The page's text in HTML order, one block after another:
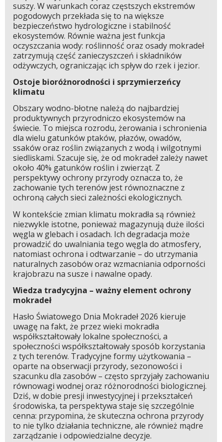
suszy. W warunkach coraz częstszych ekstremów
pogodowych przekłada się to na większe
bezpieczeństwo hydrologiczne i stabilność
ekosystemów. Równie ważna jest funkcja
oczyszczania wody: roślinność oraz osady mokradeł
zatrzymują część zanieczyszczeń i składników
odżywczych, ograniczając ich spływ do rzek i jezior.
Ostoje bioróżnorodności i sprzymierzeńcy
klimatu
Obszary wodno-błotne należą do najbardziej
produktywnych przyrodniczo ekosystemów na
świecie. To miejsca rozrodu, żerowania i schronienia
dla wielu gatunków ptaków, płazów, owadów,
ssaków oraz roślin związanych z wodą i wilgotnymi
siedliskami. Szacuje się, że od mokradeł zależy nawet
około 40% gatunków roślin i zwierząt. Z
perspektywy ochrony przyrody oznacza to, że
zachowanie tych terenów jest równoznaczne z
ochroną całych sieci zależności ekologicznych.
W kontekście zmian klimatu mokradła są również
niezwykle istotne, ponieważ magazynują duże ilości
węgla w glebach i osadach. Ich degradacja może
prowadzić do uwalniania tego węgla do atmosfery,
natomiast ochrona i odtwarzanie – do utrzymania
naturalnych zasobów oraz wzmacniania odporności
krajobrazu na susze i nawalne opady.
Wiedza tradycyjna – ważny element ochrony
mokradeł
Hasło Światowego Dnia Mokradeł 2026 kieruje
uwagę na fakt, że przez wieki mokradła
współkształtowały lokalne społeczności, a
społeczności współkształtowały sposób korzystania
z tych terenów. Tradycyjne formy użytkowania –
oparte na obserwacji przyrody, sezonowości i
szacunku dla zasobów – często sprzyjały zachowaniu
równowagi wodnej oraz różnorodności biologicznej.
Dziś, w dobie presji inwestycyjnej i przekształceń
środowiska, ta perspektywa staje się szczególnie
cenna: przypomina, że skuteczna ochrona przyrody
to nie tylko działania techniczne, ale również mądre
zarządzanie i odpowiedzialne decyzje.